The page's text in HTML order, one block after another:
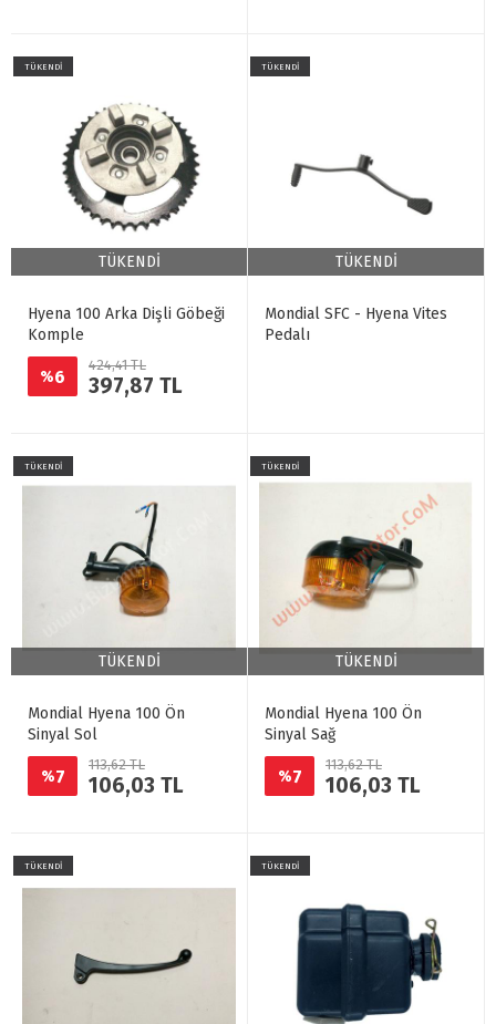
TÜKENDİ
TÜKENDİ
Hyena 100 Arka Dişli Göbeği
Komple
%6
424,41 TL
397,87 TL
TÜKENDİ
TÜKENDİ
Mondial SFC - Hyena Vites
Pedalı
TÜKENDİ
TÜKENDİ
Mondial Hyena 100 Ön
Sinyal Sol
%7
113,62 TL
106,03 TL
TÜKENDİ
TÜKENDİ
Mondial Hyena 100 Ön
Sinyal Sağ
%7
113,62 TL
106,03 TL
TÜKENDİ TÜKENDİ